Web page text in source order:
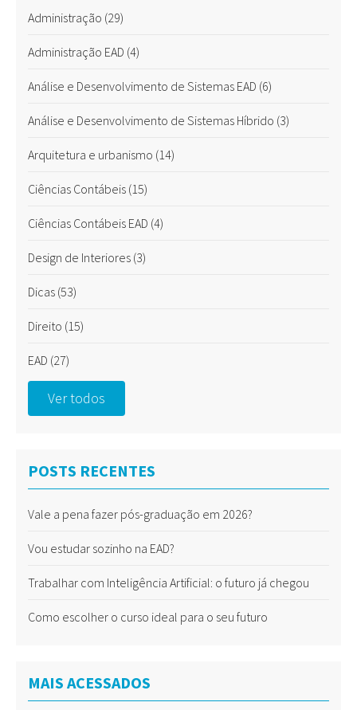
Administração (29)
Administração EAD (4)
Análise e Desenvolvimento de Sistemas EAD (6)
Análise e Desenvolvimento de Sistemas Híbrido (3)
Arquitetura e urbanismo (14)
Ciências Contábeis (15)
Ciências Contábeis EAD (4)
Design de Interiores (3)
Dicas (53)
Direito (15)
EAD (27)
Ver todos
POSTS RECENTES
Vale a pena fazer pós-graduação em 2026?
Vou estudar sozinho na EAD?
Trabalhar com Inteligência Artificial: o futuro já chegou
Como escolher o curso ideal para o seu futuro
MAIS ACESSADOS